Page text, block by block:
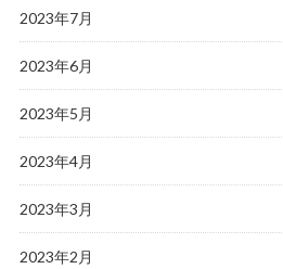
2023年7月
2023年6月
2023年5月
2023年4月
2023年3月
2023年2月